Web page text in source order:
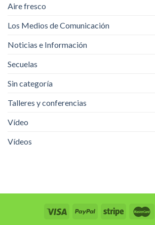
Aire fresco
Los Medios de Comunicación
Noticias e Información
Secuelas
Sin categoría
Talleres y conferencias
Vídeo
Vídeos